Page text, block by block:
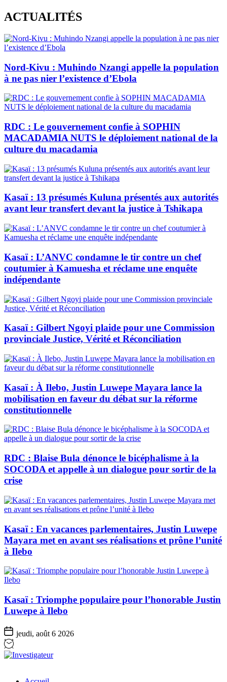
Skip
to
content
ACTUALITÉS
Nord-Kivu : Muhindo Nzangi appelle la population
à ne pas nier l’existence d’Ebola
RDC : Le gouvernement confie à SOPHIN
MACADAMIA NUTS le déploiement national de la
culture du macadamia
Kasaï : 13 présumés Kuluna présentés aux autorités
avant leur transfert devant la justice à Tshikapa
Kasaï : L’ANVC condamne le tir contre un chef
coutumier à Kamuesha et réclame une enquête
indépendante
Kasaï : Gilbert Ngoyi plaide pour une Commission
provinciale Justice, Vérité et Réconciliation
Kasaï : À Ilebo, Justin Luwepe Mayara lance la
mobilisation en faveur du débat sur la réforme
constitutionnelle
RDC : Blaise Bula dénonce le bicéphalisme à la
SOCODA et appelle à un dialogue pour sortir de la
crise
Kasaï : En vacances parlementaires, Justin Luwepe
Mayara met en avant ses réalisations et prône l’unité
à Ilebo
Kasaï : Triomphe populaire pour l’honorable Justin
Luwepe à Ilebo
jeudi, août 6 2026